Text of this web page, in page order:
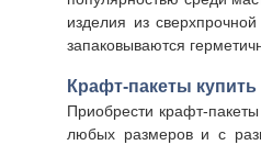
изделия из
запаковываются
Крафт-пакеты
Приобрести крафт-
любых размеров и с